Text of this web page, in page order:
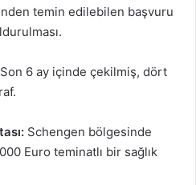
temin edilebilen başvuru
Son 6 ay içinde çekilmiş, dört
Schengen bölgesinde
Euro teminatlı bir sağlık